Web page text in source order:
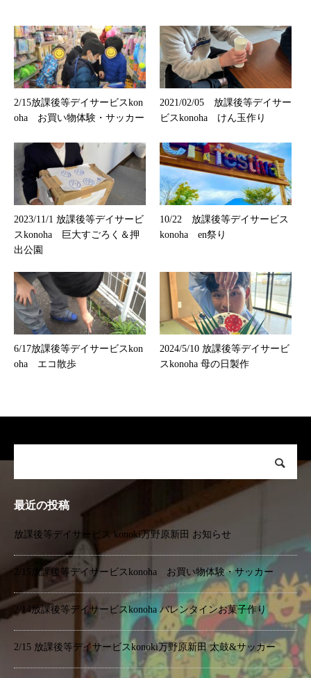
2/15放課後等デイサービスkon
oha お買い物体験・サッカー
2021/02/05 放課後等デイサー
ビスkonoha けん玉作り
2023/11/1 放課後等デイサービ
スkonoha 巨大すごろく＆押
出公園
10/22 放課後等デイサービス
konoha en祭り
6/17放課後等デイサービスkon
oha エコ散歩
2024/5/10 放課後等デイサービ
スkonoha 母の日製作
最近の投稿
放課後等デイサービス konoki万野原新田 お知らせ
2/15放課後等デイサービスkonoha お買い物体験・サッカー
2/14放課後等デイサービスkonoha バレンタインお菓子作り
2/15 放課後等デイサービスkonoki万野原新田 太鼓&サッカー